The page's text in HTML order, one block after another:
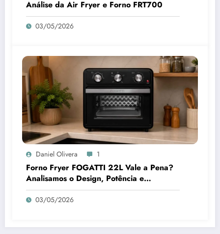
Análise da Air Fryer e Forno FRT700
03/05/2026
Daniel Olivera 1
Forno Fryer FOGATTI 22L Vale a Pena?
Analisamos o Design, Potência e
Praticidade
03/05/2026